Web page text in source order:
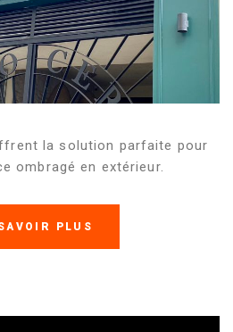
la solution parfaite pour
ombragé en extérieur.
PLUS